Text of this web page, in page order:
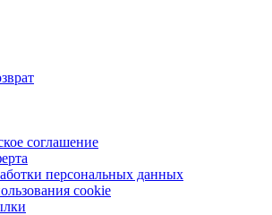
соглашение
персональных данных
cookie